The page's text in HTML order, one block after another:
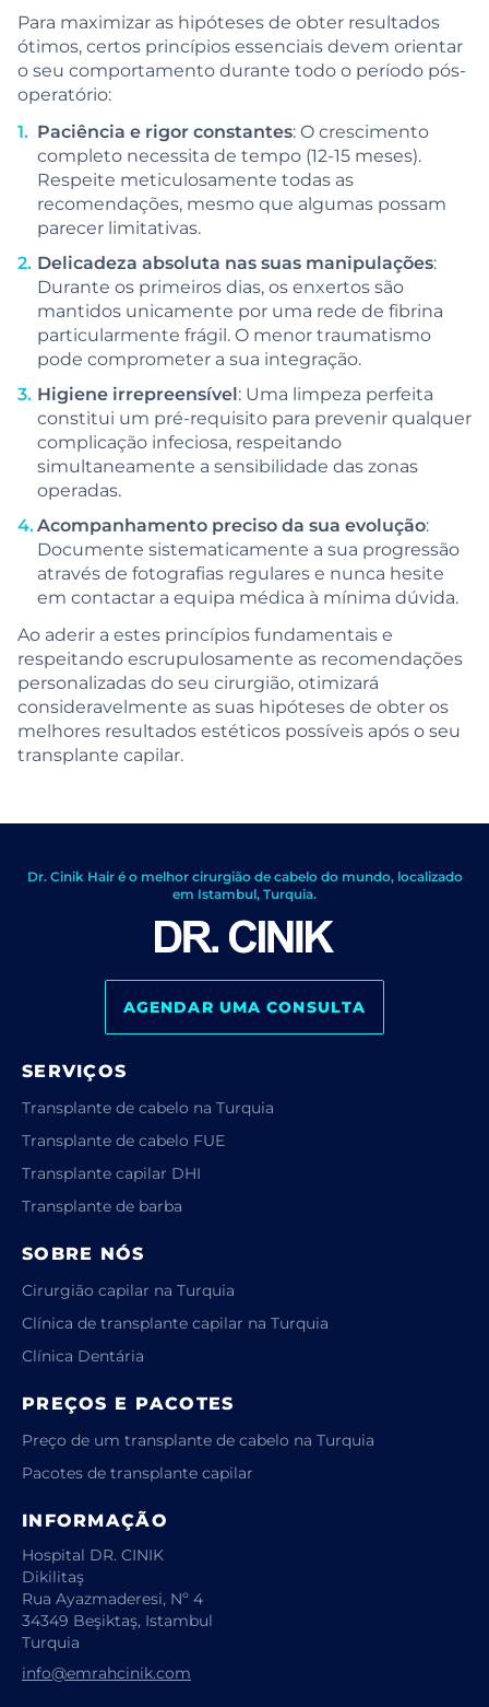
Para maximizar as hipóteses de obter resultados
ótimos, certos princípios essenciais devem orientar
o seu comportamento durante todo o período pós-
operatório:
Paciência e rigor constantes: O crescimento
completo necessita de tempo (12-15 meses).
Respeite meticulosamente todas as
recomendações, mesmo que algumas possam
parecer limitativas.
Delicadeza absoluta nas suas manipulações:
Durante os primeiros dias, os enxertos são
mantidos unicamente por uma rede de fibrina
particularmente frágil. O menor traumatismo
pode comprometer a sua integração.
Higiene irrepreensível: Uma limpeza perfeita
constitui um pré-requisito para prevenir qualquer
complicação infeciosa, respeitando
simultaneamente a sensibilidade das zonas
operadas.
Acompanhamento preciso da sua evolução:
Documente sistematicamente a sua progressão
através de fotografias regulares e nunca hesite
em contactar a equipa médica à mínima dúvida.
Ao aderir a estes princípios fundamentais e
respeitando escrupulosamente as recomendações
personalizadas do seu cirurgião, otimizará
consideravelmente as suas hipóteses de obter os
melhores resultados estéticos possíveis após o seu
transplante capilar.
Dr. Cinik Hair é o melhor cirurgião de cabelo do mundo, localizado
em Istambul, Turquia.
AGENDAR UMA CONSULTA
SERVIÇOS
Transplante de cabelo na Turquia
Transplante de cabelo FUE
Transplante capilar DHI
Transplante de barba
SOBRE NÓS
Cirurgião capilar na Turquia
Clínica de transplante capilar na Turquia
Clínica Dentária
PREÇOS E PACOTES
Preço de um transplante de cabelo na Turquia
Pacotes de transplante capilar
INFORMAÇÃO
Hospital DR. CINIK
Dikilitaş
Rua Ayazmaderesi, Nº 4
34349 Beşiktaş, Istambul
Turquia
info@emrahcinik.com